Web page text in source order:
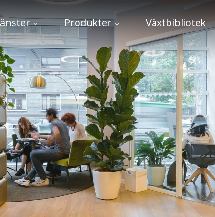
Produkter Växtbibliotek